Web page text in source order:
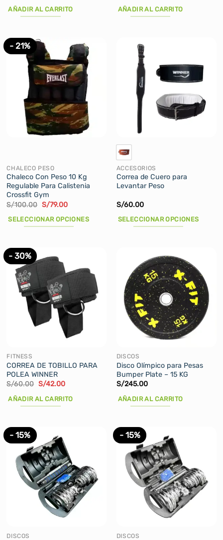
original
era:
actual
AÑADIR AL CARRITO
original
era:
actual
AÑADIR AL CARRITO
- 21%
CHALECO PESO
Chaleco Con Peso 10 Kg
Regulable Para Calistenia
Crossfit Gym
S/100.00 El
original
era:
S/79.00El
actual
es:
SELECCIONAR OPCIONES
tiene
múltiples
variantes.
Las
opciones
pueden
la
página
de
producto
ACCESORIOS
Correa de Cuero para
Levantar Peso
S/60.00
SELECCIONAR OPCIONES
múltiples
variantes.
Las
opciones
pueden
la
página
de
producto
- 30%
FITNESS
CORREA DE TOBILLO PARA
POLEA WINNER
S/60.00 El
original
era:
S/42.00El
actual
AÑADIR AL CARRITO
DISCOS
Disco Olímpico para Pesas
Bumper Plate – 15 KG
S/245.00
AÑADIR AL CARRITO
- 15%
DISCOS
- 15%
DISCOS